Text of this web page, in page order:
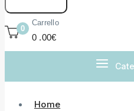
0
Carrello
0 .00€
Home